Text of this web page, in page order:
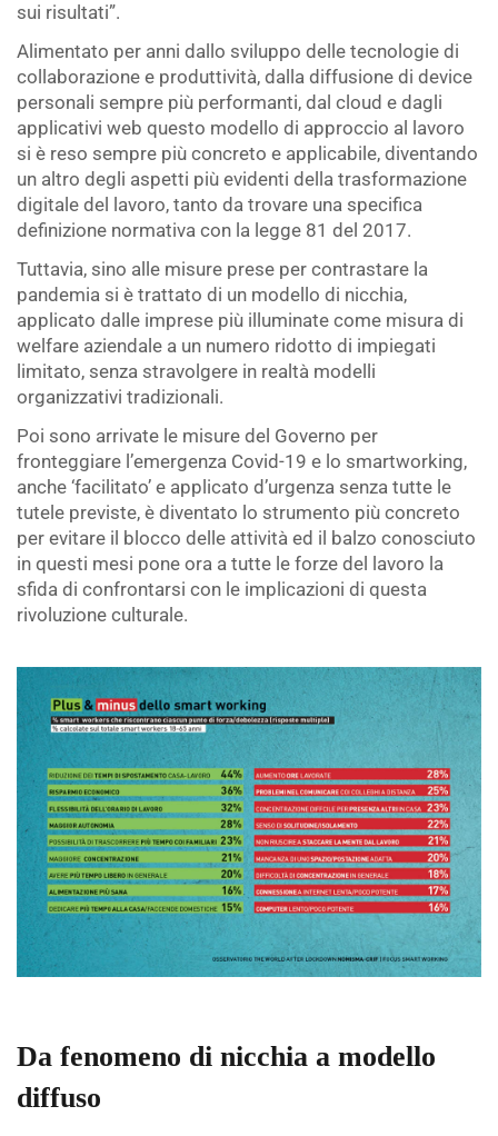
sui risultati”.
Alimentato per anni dallo sviluppo delle tecnologie di
collaborazione e produttività, dalla diffusione di device
personali sempre più performanti, dal cloud e dagli
applicativi web questo modello di approccio al lavoro
si è reso sempre più concreto e applicabile, diventando
un altro degli aspetti più evidenti della trasformazione
digitale del lavoro, tanto da trovare una specifica
definizione normativa con la legge 81 del 2017.
Tuttavia, sino alle misure prese per contrastare la
pandemia si è trattato di un modello di nicchia,
applicato dalle imprese più illuminate come misura di
welfare aziendale a un numero ridotto di impiegati
limitato, senza stravolgere in realtà modelli
organizzativi tradizionali.
Poi sono arrivate le misure del Governo per
fronteggiare l’emergenza Covid-19 e lo smartworking,
anche ‘facilitato’ e applicato d’urgenza senza tutte le
tutele previste, è diventato lo strumento più concreto
per evitare il blocco delle attività ed il balzo conosciuto
in questi mesi pone ora a tutte le forze del lavoro la
sfida di confrontarsi con le implicazioni di questa
rivoluzione culturale.
Da fenomeno di nicchia a modello
diffuso